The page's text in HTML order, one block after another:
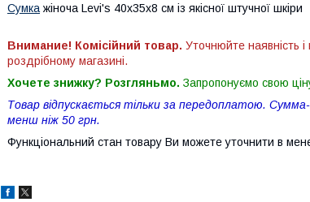
Сумкажіноча Levi's 40х35х8 см із якісної штучної шкіри
Внимание! Комісійний товар. Уточнюйте наявність
роздрібному магазині.
Хочете знижку? Розгляньмо. Запропонуємо свою
Товар відпускається тільки за передоплатою.
менш ніж 50 грн.
Функціональний стан товару Ви можете уточнити в